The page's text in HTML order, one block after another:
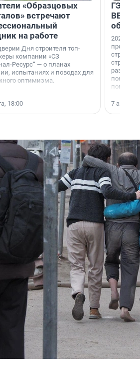
«Образцовых
встречают
на работе
Дня строителя топ-
компании «СЗ
Ресурс“ — о планах
испытаниях и поводах для
оптимизма.
18:00
ГЭС,
ВВП: в
об
2026-й —
раз. В
7